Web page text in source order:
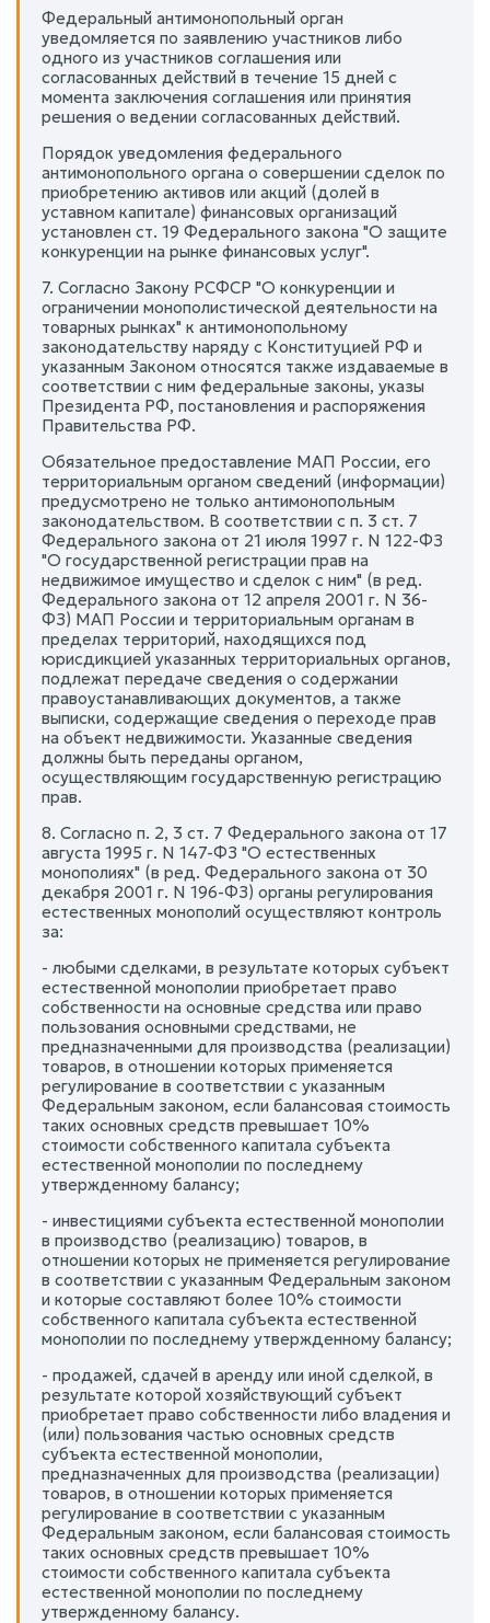
Федеральный антимонопольный орган
уведомляется по заявлению участников либо
одного из участников соглашения или
согласованных действий в течение 15 дней с
момента заключения соглашения или принятия
решения о ведении согласованных действий.
Порядок уведомления федерального
антимонопольного органа о совершении сделок по
приобретению активов или акций (долей в
уставном капитале) финансовых организаций
установлен ст. 19 Федерального закона "О защите
конкуренции на рынке финансовых услуг".
7. Согласно Закону РСФСР "О конкуренции и
ограничении монополистической деятельности на
товарных рынках" к антимонопольному
законодательству наряду с Конституцией РФ и
указанным Законом относятся также издаваемые в
соответствии с ним федеральные законы, указы
Президента РФ, постановления и распоряжения
Правительства РФ.
Обязательное предоставление МАП России, его
территориальным органом сведений (информации)
предусмотрено не только антимонопольным
законодательством. В соответствии с п. 3 ст. 7
Федерального закона от 21 июля 1997 г. N 122-ФЗ
"О государственной регистрации прав на
недвижимое имущество и сделок с ним" (в ред.
Федерального закона от 12 апреля 2001 г. N 36-
ФЗ) МАП России и территориальным органам в
пределах территорий, находящихся под
юрисдикцией указанных территориальных органов,
подлежат передаче сведения о содержании
правоустанавливающих документов, а также
выписки, содержащие сведения о переходе прав
на объект недвижимости. Указанные сведения
должны быть переданы органом,
осуществляющим государственную регистрацию
прав.
8. Согласно п. 2, 3 ст. 7 Федерального закона от 17
августа 1995 г. N 147-ФЗ "О естественных
монополиях" (в ред. Федерального закона от 30
декабря 2001 г. N 196-ФЗ) органы регулирования
естественных монополий осуществляют контроль
за:
- любыми сделками, в результате которых субъект
естественной монополии приобретает право
собственности на основные средства или право
пользования основными средствами, не
предназначенными для производства (реализации)
товаров, в отношении которых применяется
регулирование в соответствии с указанным
Федеральным законом, если балансовая стоимость
таких основных средств превышает 10%
стоимости собственного капитала субъекта
естественной монополии по последнему
утвержденному балансу;
- инвестициями субъекта естественной монополии
в производство (реализацию) товаров, в
отношении которых не применяется регулирование
в соответствии с указанным Федеральным законом
и которые составляют более 10% стоимости
собственного капитала субъекта естественной
монополии по последнему утвержденному балансу;
- продажей, сдачей в аренду или иной сделкой, в
результате которой хозяйствующий субъект
приобретает право собственности либо владения и
(или) пользования частью основных средств
субъекта естественной монополии,
предназначенных для производства (реализации)
товаров, в отношении которых применяется
регулирование в соответствии с указанным
Федеральным законом, если балансовая стоимость
таких основных средств превышает 10%
стоимости собственного капитала субъекта
естественной монополии по последнему
утвержденному балансу.